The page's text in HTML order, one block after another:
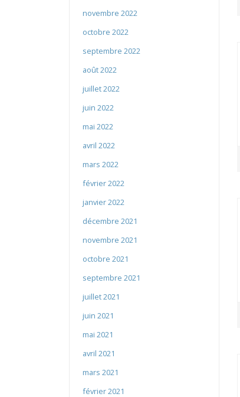
novembre 2022
octobre 2022
septembre 2022
août 2022
juillet 2022
juin 2022
mai 2022
avril 2022
mars 2022
février 2022
janvier 2022
décembre 2021
novembre 2021
octobre 2021
septembre 2021
juillet 2021
juin 2021
mai 2021
avril 2021
mars 2021
février 2021